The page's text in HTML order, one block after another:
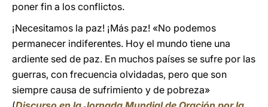
poner fin a los conflictos.
¡Necesitamos la paz! ¡Más paz! «No podemos
permanecer indiferentes. Hoy el mundo tiene una
ardiente sed de paz. En muchos países se sufre por las
guerras, con frecuencia olvidadas, pero que son
siempre causa de sufrimiento y de pobreza»